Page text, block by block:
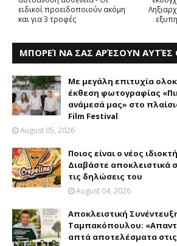
ειδικοί προειδοποιούν ακόμη
και για 3 τροφές
ΜΠΟΡΕΊ ΝΑ ΣΑΣ ΑΡΈΣΟΥΝ ΑΥΤΈΣ
Με μεγάλη επιτυχία
έκθεση φωτογραφίας
ανάμεσά μας» στο
Film Festival
August 05, 2026
Ποιος είναι ο νέος
Διαβάστε αποκλειστικά
τις δηλώσεις του
August 04, 2026
Αποκλειστική
Ταμπακόπουλου:
απτά αποτελέσματα στις